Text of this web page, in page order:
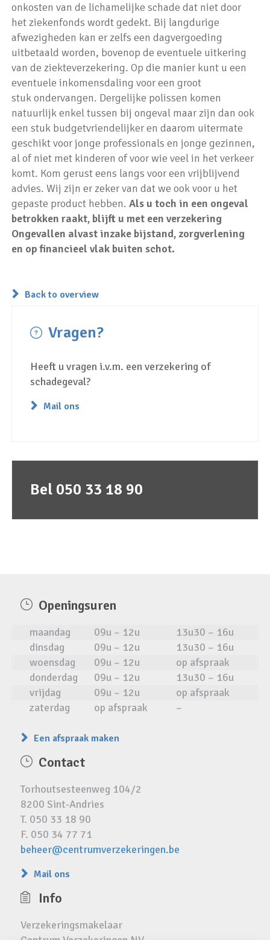
onkosten van de lichamelijke schade dat niet door
het ziekenfonds wordt gedekt. Bij langdurige
afwezigheden kan er zelfs een dagvergoeding
uitbetaald worden, bovenop de eventuele uitkering
van de ziekteverzekering. Op die manier kunt u een
eventuele inkomensdaling voor een groot
stuk ondervangen. Dergelijke polissen komen
natuurlijk enkel tussen bij ongeval maar zijn dan ook
een stuk budgetvriendelijker en daarom uitermate
geschikt voor jonge professionals en jonge gezinnen,
al of niet met kinderen of voor wie veel in het verkeer
komt. Kom gerust eens langs voor een vrijblijvend
advies. Wij zijn er zeker van dat we ook voor u het
gepaste product hebben. Als u toch in een ongeval
betrokken raakt, blijft u met een verzekering
Ongevallen alvast inzake bijstand, zorgverlening
en op financieel vlak buiten schot.
Back to overview
Vragen?
Heeft u vragen i.v.m. een verzekering of
schadegeval?
Mail ons
Bel 050 33 18 90
Openingsuren
maandag 09u – 12u
13u30 – 16u
dinsdag
09u – 12u
13u30 – 16u
woensdag
09u – 12u
op afspraak
donderdag
09u – 12u
13u30 – 16u
vrijdag
09u – 12u
op afspraak
zaterdag
op afspraak –
Een afspraak maken
Contact
Torhoutsesteenweg 104/2
8200 Sint-Andries
T. 050 33 18 90
F. 050 34 77 71
beheer@centrumverzekeringen.be
Mail ons
Info
Verzekeringsmakelaar